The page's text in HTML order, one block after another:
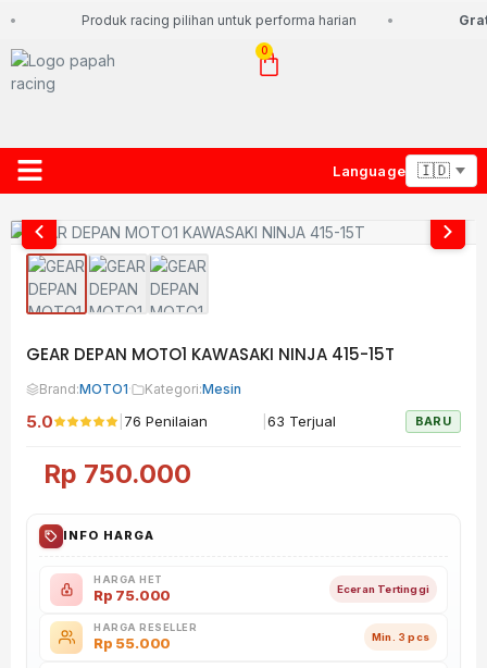
Produk racing pilihan untuk performa harian
0
Language
GEAR DEPAN MOTO1 KAWASAKI NINJA 415-15T
Brand:MOTO1· Kategori:Mesin
5.0 76 Penilaian 63 Terjual BARU
Rp 750.000
INFO HARGA
HARGA HET
Rp 75.000 Eceran Tertinggi
HARGA RESELLER
Rp 55.000 Min. 3 pcs